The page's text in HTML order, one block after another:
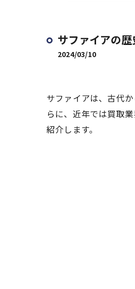
サファイアの
2024/03/10
サファイアは、古代
らに、近年では買取
紹介します。